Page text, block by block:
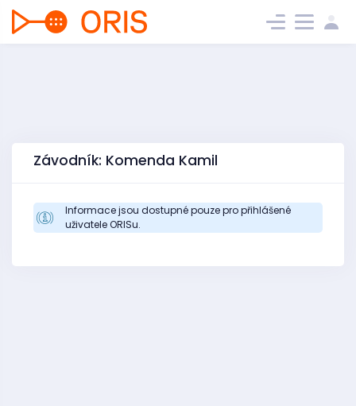
Závodník: Komenda Kamil
Informace jsou dostupné pouze pro přihlášené
uživatele ORISu.